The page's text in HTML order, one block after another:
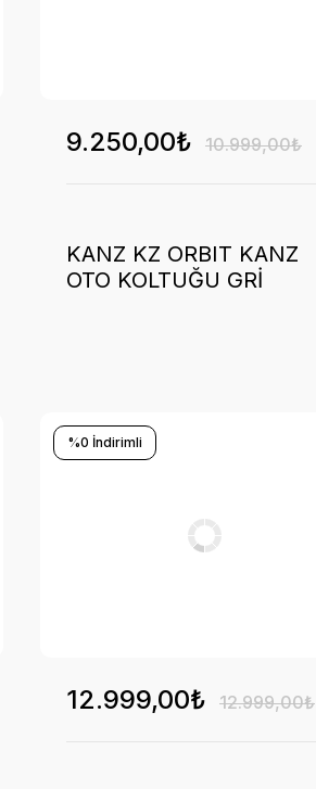
9.250,00₺ 10.999,00₺
KANZ KZ ORBIT KANZ
OTO KOLTUĞU GRİ
%0 İndirimli
12.999,00₺ 12.999,00₺